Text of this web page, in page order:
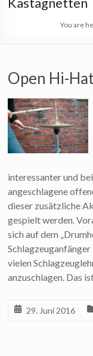
You are
Open Hi-
interessanter und
angeschlagene
dieser zusätzliche
gespielt werden.
sich auf dem
vielen
anzuschlagen. Das
29. Juni 2016